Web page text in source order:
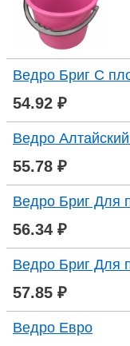
Ведро Бриг С
54.92 ₽
Ведро
55.78 ₽
Ведро Бриг Для
56.34 ₽
Ведро Бриг Для
57.85 ₽
Ведро Евро